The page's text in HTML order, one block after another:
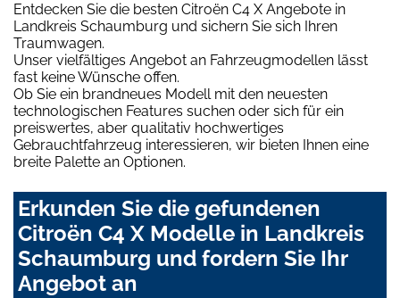
Entdecken Sie die besten Citroën C4 X Angebote in
Landkreis Schaumburg und sichern Sie sich Ihren
Traumwagen.
Unser vielfältiges Angebot an Fahrzeugmodellen lässt
fast keine Wünsche offen.
Ob Sie ein brandneues Modell mit den neuesten
technologischen Features suchen oder sich für ein
preiswertes, aber qualitativ hochwertiges
Gebrauchtfahrzeug interessieren, wir bieten Ihnen eine
breite Palette an Optionen.
Erkunden Sie die gefundenen
Citroën C4 X Modelle in Landkreis
Schaumburg und fordern Sie Ihr
Angebot an